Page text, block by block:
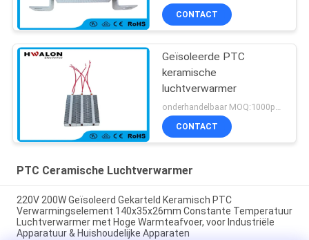
Straalkachel
CONTACT
Geïsoleerde PTC
keramische
luchtverwarmer
onderhandelbaar MOQ:1000pcs
CONTACT
PTC Ceramische Luchtverwarmer
220V 200W Geïsoleerd Gekarteld Keramisch PTC
Verwarmingselement 140x35x26mm Constante Temperatuur
Luchtverwarmer met Hoge Warmteafvoer, voor Industriële
Apparatuur & Huishoudelijke Apparaten